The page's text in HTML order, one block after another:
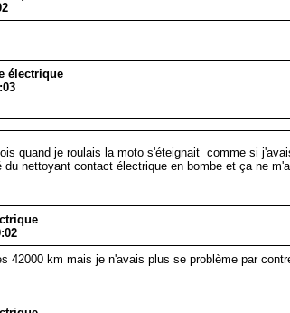
électrique
quand je roulais la moto s'éteignait comme si
nettoyant contact électrique en bombe et ça ne
42000 km mais je n'avais plus se problème par